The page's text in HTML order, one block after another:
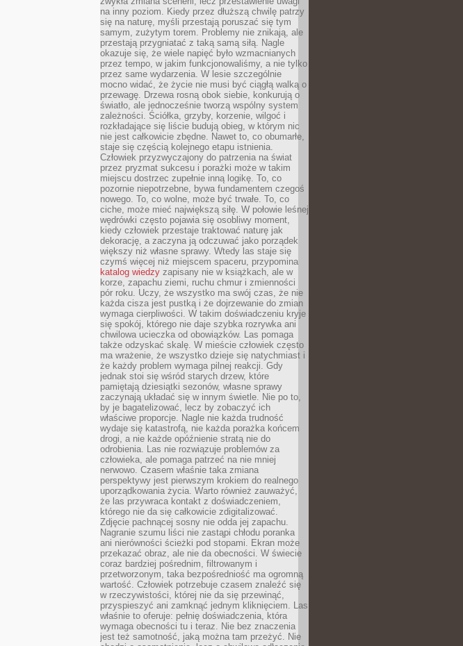
na inny poziom. Kiedy przez dłuższą chwilę patrzy
się na naturę, myśli przestają poruszać się tym
samym, zużytym torem. Problemy nie znikają, ale
przestają przygniatać z taką samą siłą. Nagle
okazuje się, że wiele napięć było wzmacnianych
przez tempo, w jakim funkcjonowaliśmy, a nie tylko
przez same wydarzenia. W lesie szczególnie
mocno widać, że życie nie musi być ciągłą walką o
przewagę. Drzewa rosną obok siebie, konkurują o
światło, ale jednocześnie tworzą wspólny system
zależności. Ściółka, grzyby, korzenie, wilgoć i
rozkładające się liście budują obieg, w którym nic
nie jest całkowicie zbędne. Nawet to, co obumarłe,
staje się częścią kolejnego etapu istnienia.
Człowiek przyzwyczajony do patrzenia na świat
przez pryzmat sukcesu i porażki może w takim
miejscu dostrzec zupełnie inną logikę. To, co
pozornie niepotrzebne, bywa fundamentem czegoś
nowego. To, co wolne, może być trwałe. To, co
ciche, może mieć największą siłę. W połowie leśnej
wędrówki często pojawia się osobliwy moment,
kiedy człowiek przestaje traktować naturę jak
dekorację, a zaczyna ją odczuwać jako porządek
większy niż własne sprawy. Wtedy las staje się
czymś więcej niż miejscem spaceru, przypomina
katalog wiedzy zapisany nie w książkach, ale w
korze, zapachu ziemi, ruchu chmur i zmienności
pór roku. Uczy, że wszystko ma swój czas, że nie
każda cisza jest pustką i że dojrzewanie do zmian
wymaga cierpliwości. W takim doświadczeniu kryje
się spokój, którego nie daje szybka rozrywka ani
chwilowa ucieczka od obowiązków. Las pomaga
także odzyskać skalę. W mieście człowiek często
ma wrażenie, że wszystko dzieje się natychmiast i
że każdy problem wymaga pilnej reakcji. Gdy
jednak stoi się wśród starych drzew, które
pamiętają dziesiątki sezonów, własne sprawy
zaczynają układać się w innym świetle. Nie po to,
by je bagatelizować, lecz by zobaczyć ich
właściwe proporcje. Nagle nie każda trudność
wydaje się katastrofą, nie każda porażka końcem
drogi, a nie każde opóźnienie stratą nie do
odrobienia. Las nie rozwiązuje problemów za
człowieka, ale pomaga patrzeć na nie mniej
nerwowo. Czasem właśnie taka zmiana
perspektywy jest pierwszym krokiem do realnego
uporządkowania życia. Warto również zauważyć,
że las przywraca kontakt z doświadczeniem,
którego nie da się całkowicie zdigitalizować.
Zdjęcie pachnącej sosny nie odda jej zapachu.
Nagranie szumu liści nie zastąpi chłodu poranka
ani nierówności ścieżki pod stopami. Ekran może
przekazać obraz, ale nie da obecności. W świecie
coraz bardziej pośrednim, filtrowanym i
przetworzonym, taka bezpośredniość ma ogromną
wartość. Człowiek potrzebuje czasem znaleźć się
w rzeczywistości, której nie da się przewinąć,
przyspieszyć ani zamknąć jednym kliknięciem. Las
właśnie to oferuje: pełnię doświadczenia, która
wymaga obecności tu i teraz. Nie bez znaczenia
jest też samotność, jaką można tam przeżyć. Nie